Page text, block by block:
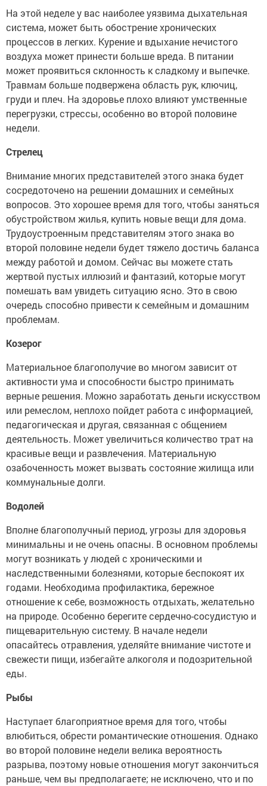
На этой неделе у вас наиболее уязвима дыхательная
система, может быть обострение хронических
процессов в легких. Курение и вдыхание нечистого
воздуха может принести больше вреда. В питании
может проявиться склонность к сладкому и выпечке.
Травмам больше подвержена область рук, ключиц,
груди и плеч. На здоровье плохо влияют умственные
перегрузки, стрессы, особенно во второй половине
недели.
Стрелец
Внимание многих представителей этого знака будет
сосредоточено на решении домашних и семейных
вопросов. Это хорошее время для того, чтобы заняться
обустройством жилья, купить новые вещи для дома.
Трудоустроенным представителям этого знака во
второй половине недели будет тяжело достичь баланса
между работой и домом. Сейчас вы можете стать
жертвой пустых иллюзий и фантазий, которые могут
помешать вам увидеть ситуацию ясно. Это в свою
очередь способно привести к семейным и домашним
проблемам.
Козерог
Материальное благополучие во многом зависит от
активности ума и способности быстро принимать
верные решения. Можно заработать деньги искусством
или ремеслом, неплохо пойдет работа с информацией,
педагогическая и другая, связанная с общением
деятельность. Может увеличиться количество трат на
красивые вещи и развлечения. Материальную
озабоченность может вызвать состояние жилища или
коммунальные долги.
Водолей
Вполне благополучный период, угрозы для здоровья
минимальны и не очень опасны. В основном проблемы
могут возникать у людей с хроническими и
наследственными болезнями, которые беспокоят их
годами. Необходима профилактика, бережное
отношение к себе, возможность отдыхать, желательно
на природе. Особенно берегите сердечно-сосудистую и
пищеварительную систему. В начале недели
опасайтесь отравления, уделяйте внимание чистоте и
свежести пищи, избегайте алкоголя и подозрительной
еды.
Рыбы
Наступает благоприятное время для того, чтобы
влюбиться, обрести романтические отношения. Однако
во второй половине недели велика вероятность
разрыва, поэтому новые отношения могут закончиться
раньше, чем вы предполагаете; не исключено, что и по